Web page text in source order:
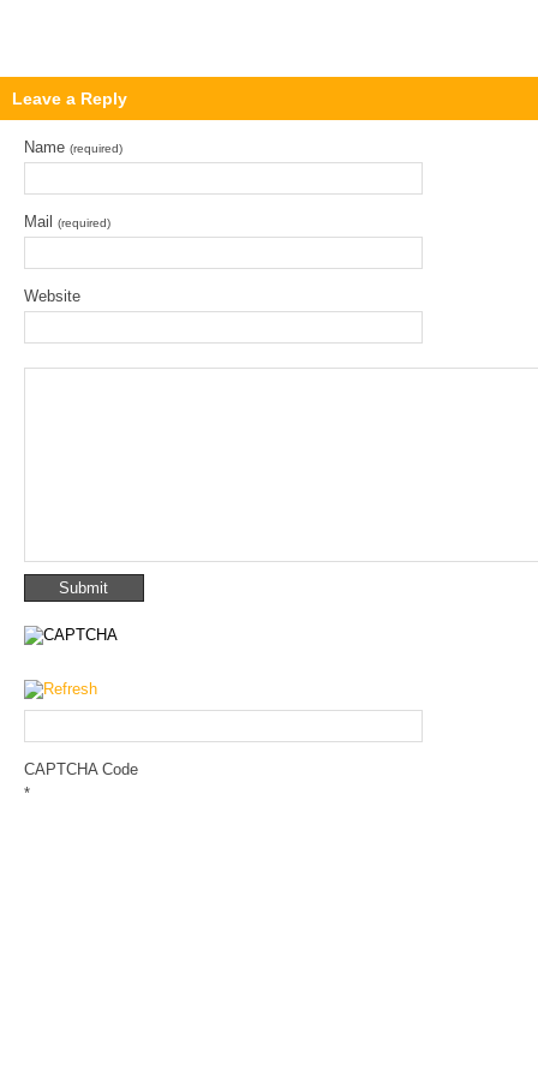
Leave a Reply
Name (required)
Mail (required)
Website
CAPTCHA Code
*